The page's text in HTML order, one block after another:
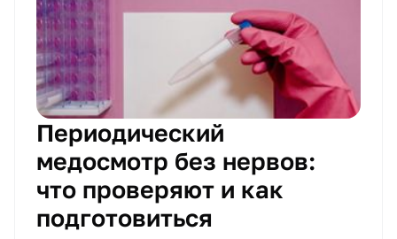
Периодический
медосмотр без нервов:
что проверяют и как
подготовиться